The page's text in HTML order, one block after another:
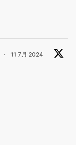
· 11 7月 2024